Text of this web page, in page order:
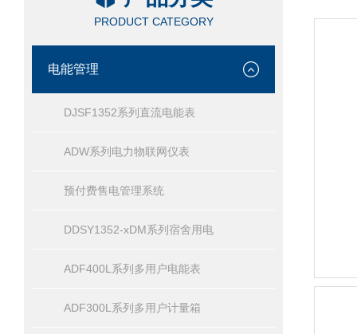
PRODUCT CATEGORY
电能管理
DJSF1352系列直流电能表
ADW系列电力物联网仪表
预付费售电管理系统
DDSY1352-xDM系列宿舍用电
ADF400L系列多用户电能表
ADF300L系列多用户计量箱